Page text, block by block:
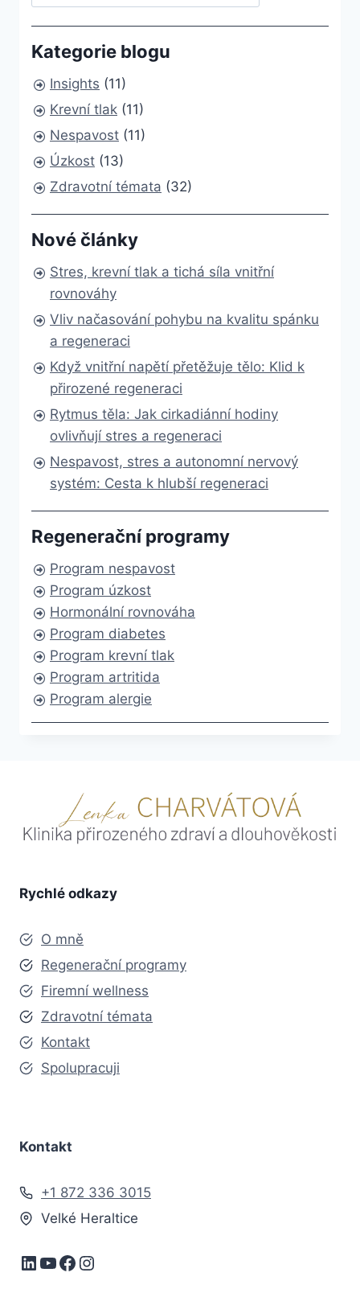
Kategorie blogu
Insights (11)
Krevní tlak (11)
Nespavost (11)
Úzkost (13)
Zdravotní témata (32)
Nové články
Stres, krevní tlak a tichá síla vnitřní
rovnováhy
Vliv načasování pohybu na kvalitu spánku
a regeneraci
Když vnitřní napětí přetěžuje tělo: Klid k
přirozené regeneraci
Rytmus těla: Jak cirkadiánní hodiny
ovlivňují stres a regeneraci
Nespavost, stres a autonomní nervový
systém: Cesta k hlubší regeneraci
Regenerační programy
Program nespavost
Program úzkost
Hormonální rovnováha
Program diabetes
Program krevní tlak
Program artritida
Program alergie
Rychlé odkazy
O mně
Regenerační programy
Firemní wellness
Zdravotní témata
Kontakt
Spolupracuji
Kontakt
+1 872 336 3015
Velké Heraltice
LinkedIn
YouTube
Facebook
Instagram